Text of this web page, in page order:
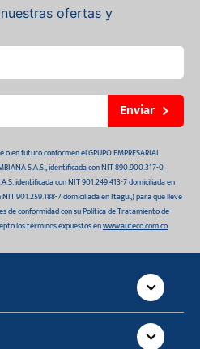
ofertas y
Enviar
en futuro conformen el GRUPO EMPRESARIAL
S.A.S., identificada con NIT 890.900.317-0
identificada con NIT 901.249.413-7 domiciliada en
NIT 901.259.188-7 domiciliada en Itagüí,) para que lleve
de conformidad con su Política de Tratamiento de
los términos expuestos enwww.auteco.com.co